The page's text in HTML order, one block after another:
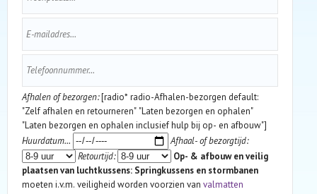
Afhalen of bezorgen:[radio* radio-Afhalen-bezorgen default:
"Zelf afhalen en retourneren" "Laten bezorgen en ophalen"
"Laten bezorgen en ophalen inclusief hulp bij op- en afbouw"]
Huurdatum...
Afhaal- of bezorgtijd:
Retourtijd:
Op- & afbouw en veilig
plaatsen van luchtkussens: Springkussens en stormbanen
moeten i.v.m. veiligheid worden voorzien van valmatten